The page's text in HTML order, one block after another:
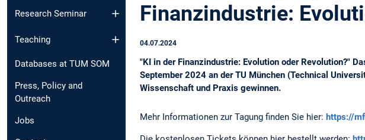
Research Seminar
Teaching
Databases at TUM SOM
Press, Policy and
Outreach
Jobs
Finanzindustrie:
04.07.2024
"KI in der Finanzindustrie: Evolution oder Revolution?"
September 2024 an der TU München (Technical
Wissenschaft und Praxis gewinnen.
Mehr Informationen zur Tagung finden Sie hier: https://